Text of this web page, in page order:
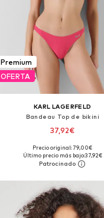
Premium
OFERTA
KARL LAGERFELD
Bandeau Top de bikini
37,92€
Tallas disponibles: 85, 90, 95
Añadir a la cesta
Precio original: 79,00€
Último precio más bajo:37,92€